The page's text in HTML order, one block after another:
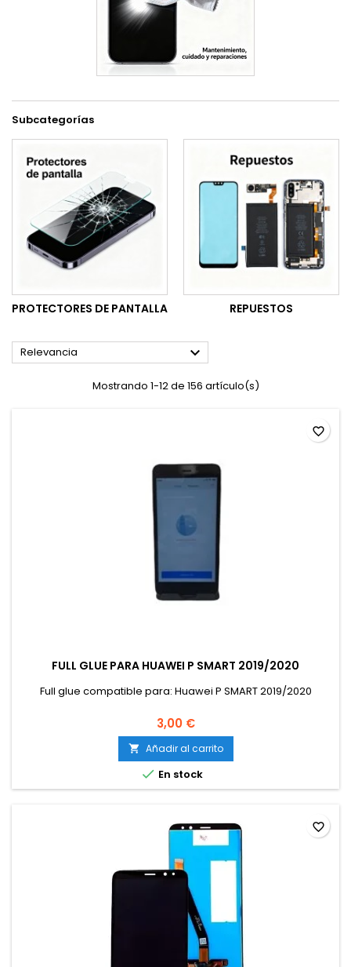
Subcategorías
PROTECTORES DE PANTALLA REPUESTOS
Relevancia 
Mostrando 1-12 de 156 artículo(s)
FULL GLUE PARA HUAWEI P SMART 2019/2020
Full glue compatible para: Huawei P SMART 2019/2020
3,00 €
 Añadir al carrito
 En stock
favorite_border
favorite_border